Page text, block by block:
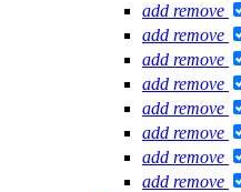
add remove
add remove
add remove
add remove
add remove
add remove
add remove
add remove